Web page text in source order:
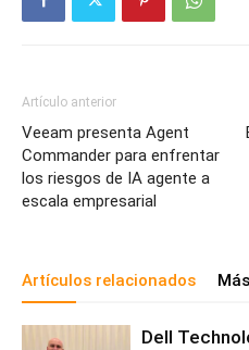
Artículo anterior
Veeam presenta Agent
Commander para enfrentar
los riesgos de IA agente a
escala empresarial
Artículos relacionados
Dell